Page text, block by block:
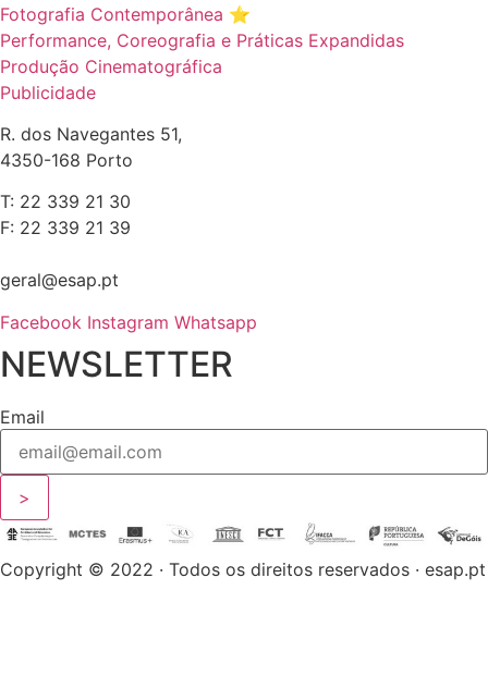
Fotografia Contemporânea ⭐️
Performance, Coreografia e Práticas Expandidas
Produção Cinematográfica
Publicidade
R. dos Navegantes 51,
4350-168 Porto
T: 22 339 21 30
F: 22 339 21 39
geral@esap.pt
Facebook Instagram Whatsapp
NEWSLETTER
Email
>
Copyright © 2022 · Todos os direitos reservados · esap.pt